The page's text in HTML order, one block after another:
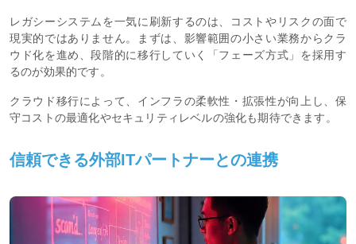
レガシーシステムを一気に刷新するのは、コストやリスクの面で
現実的ではありません。まずは、影響範囲の小さい業務からクラ
ウド化を進め、段階的に移行していく「フェーズ方式」を採用す
るのが効果的です。
クラウド移行によって、インフラの柔軟性・拡張性が向上し、保
守コストの最適化やセキュリティレベルの強化も期待できます。
信頼できる外部ITパートナーとの連携